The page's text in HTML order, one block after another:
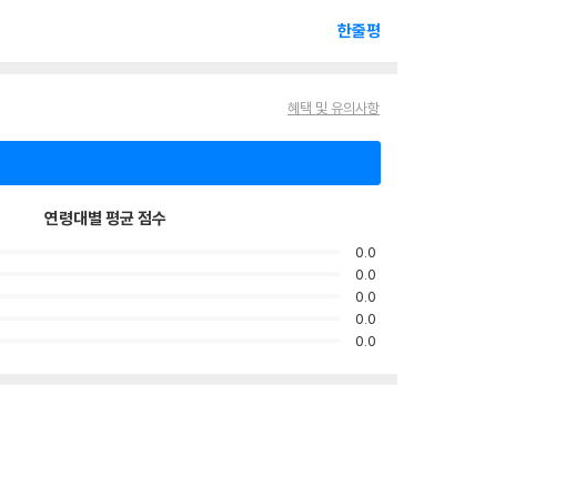
한줄평
혜택 및 유의사항
연령대별 평균 점수
0.0
0.0
0.0
0.0
0.0